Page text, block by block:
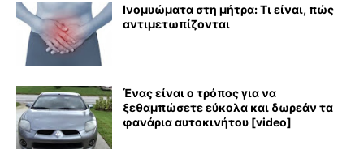
Ινομυώματα στη μήτρα: Τι είναι, πώς
αντιμετωπίζονται
Ένας είναι ο τρόπος για να
ξεθαμπώσετε εύκολα και δωρεάν τα
φανάρια αυτοκινήτου [video]